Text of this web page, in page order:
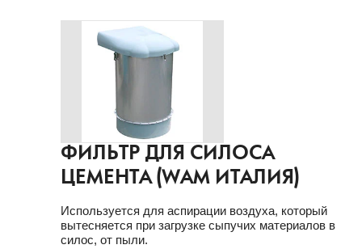
ФИЛЬТР ДЛЯ СИЛОСА
ЦЕМЕНТА (WAM ИТАЛИЯ)
Используется для аспирации воздуха, который
вытесняется при загрузке сыпучих материалов в
силос, от пыли.